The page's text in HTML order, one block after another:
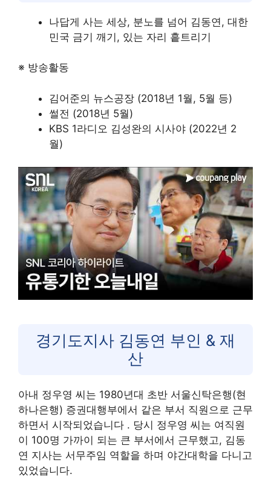
나답게 사는 세상, 분노를 넘어 김동연, 대한
민국 금기 깨기, 있는 자리 흩트리기
※ 방송활동
김어준의 뉴스공장 (2018년 1월, 5월 등)
썰전 (2018년 5월)
KBS 1라디오 김성완의 시사야 (2022년 2
월)
경기도지사 김동연 부인 & 재
산
아내 정우영 씨는 1980년대 초반 서울신탁은행(현
하나은행) 증권대행부에서 같은 부서 직원으로 근무
하면서 시작되었습니다 . 당시 정우영 씨는 여직원
이 100명 가까이 되는 큰 부서에서 근무했고, 김동
연 지사는 서무주임 역할을 하며 야간대학을 다니고
있었습니다.